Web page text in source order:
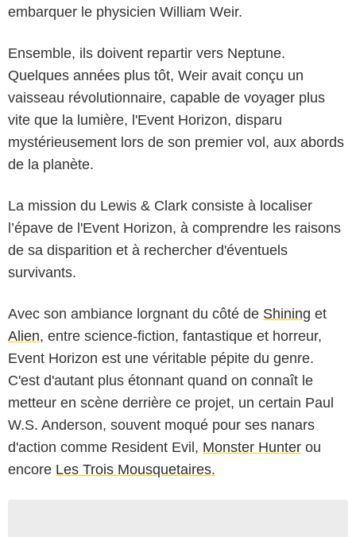
embarquer le physicien William Weir.
Ensemble, ils doivent repartir vers Neptune.
Quelques années plus tôt, Weir avait conçu un
vaisseau révolutionnaire, capable de voyager plus
vite que la lumière, l'Event Horizon, disparu
mystérieusement lors de son premier vol, aux abords
de la planète.
La mission du Lewis & Clark consiste à localiser
l’épave de l'Event Horizon, à comprendre les raisons
de sa disparition et à rechercher d'éventuels
survivants.
Avec son ambiance lorgnant du côté de Shining et
Alien, entre science-fiction, fantastique et horreur,
Event Horizon est une véritable pépite du genre.
C'est d'autant plus étonnant quand on connaît le
metteur en scène derrière ce projet, un certain Paul
W.S. Anderson, souvent moqué pour ses nanars
d'action comme Resident Evil, Monster Hunter ou
encore Les Trois Mousquetaires.